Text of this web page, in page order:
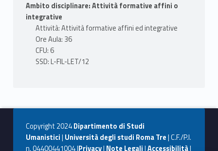
Ambito disciplinare: Attività formative affini o
integrative
Attività: Attività formative affini ed integrative
Ore Aula: 36
CFU: 6
SSD: L-FIL-LET/12
Copyright 2024Dipartimento di Studi
Umanistici| Università degli studi Roma Tre| C.F./P.I.
n. 04400441004 |Privacy| Note Legali|Accessibilità|